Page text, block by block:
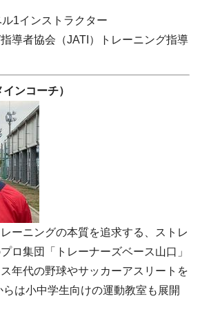
1インストラクター
導者協会（JATI）トレーニング指導
ンコーチ）
ーニングの本質を追求する、ストレ
ロ集団「トレーナーズベース山口」
年代の野球やサッカーアスリートを
は小中学生向けの運動教室も展開